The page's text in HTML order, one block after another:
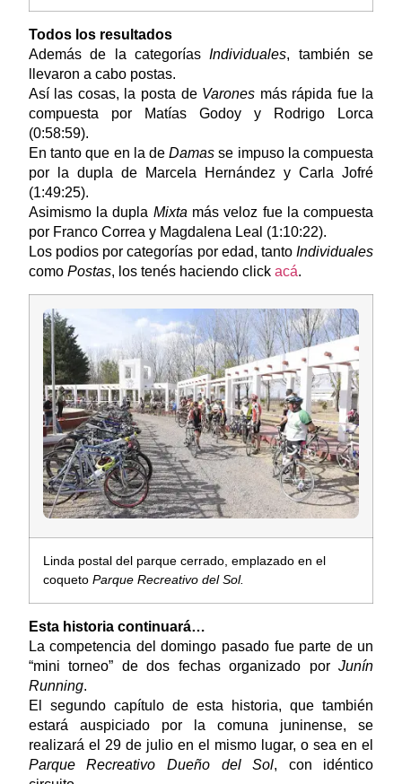
Todos los resultados
Además de la categoríasIndividuales, también se
llevaron a cabo postas.
Así las cosas, la posta de Varones más rápida fue la
compuesta por Matías Godoy y Rodrigo Lorca
(0:58:59).
En tanto que en la deDamas se impuso la compuesta
por la dupla de Marcela Hernández y Carla Jofré
(1:49:25).
Asimismo la dupla Mixta más veloz fue la compuesta
por Franco Correa y Magdalena Leal (1:10:22).
Los podios por categorías por edad, tantoIndividuales
como Postas, los tenés haciendo clickacá.
Linda postal del parque cerrado, emplazado en el
coqueto Parque Recreativo del Sol.
Esta historia continuará…
La competencia del domingo pasado fue parte de un
“mini torneo” de dos fechas organizado porJunín
Running.
El segundo capítulo de esta historia, que también
estará auspiciado por la comuna juninense, se
realizará el 29 de julio en el mismo lugar, o sea en el
Parque Recreativo Dueño del Sol, con idéntico